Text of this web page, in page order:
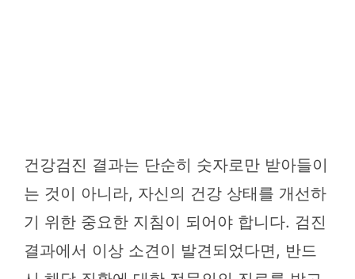
건강검진 결과는 단순히 숫자로만 받아들이
는 것이 아니라, 자신의 건강 상태를 개선하
기 위한 중요한 지침이 되어야 합니다. 검진
결과에서 이상 소견이 발견되었다면, 반드